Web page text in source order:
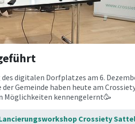
digitalen Dorfplatzes am 6.
Gemeinde haben heute am
Möglichkeiten kennengelernt🥳
Crossiety